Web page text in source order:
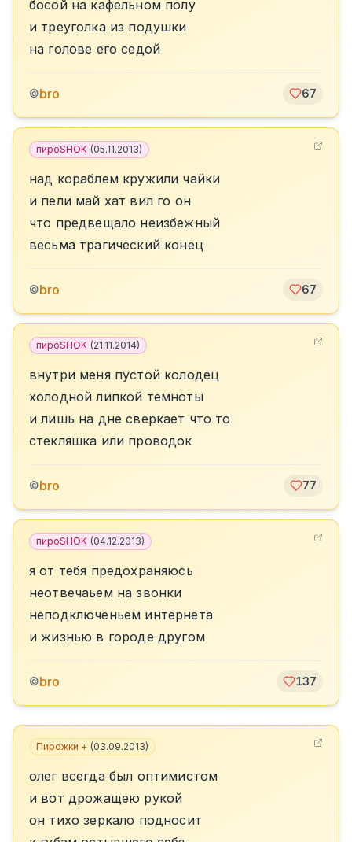
босой на кафельном полу
и треуголка из подушки
на голове его седой
©bro 67
пироSHOK (05.11.2013)
над кораблем кружили чайки
и пели май хат вил го он
что предвещало неизбежный
весьма трагический конец
©bro 67
пироSHOK (21.11.2014)
внутри меня пустой колодец
холодной липкой темноты
и лишь на дне сверкает что то
стекляшка или проводок
©bro 77
пироSHOK (04.12.2013)
я от тебя предохраняюсь
неотвечаьем на звонки
неподключеньем интернета
и жизнью в городе другом
©bro 137
Пирожки + (03.09.2013)
олег всегда был оптимистом
и вот дрожащею рукой
он тихо зеркало подносит